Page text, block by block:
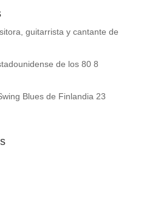
guitarrista y cantante de
de los 80 8
Blues de Finlandia 23